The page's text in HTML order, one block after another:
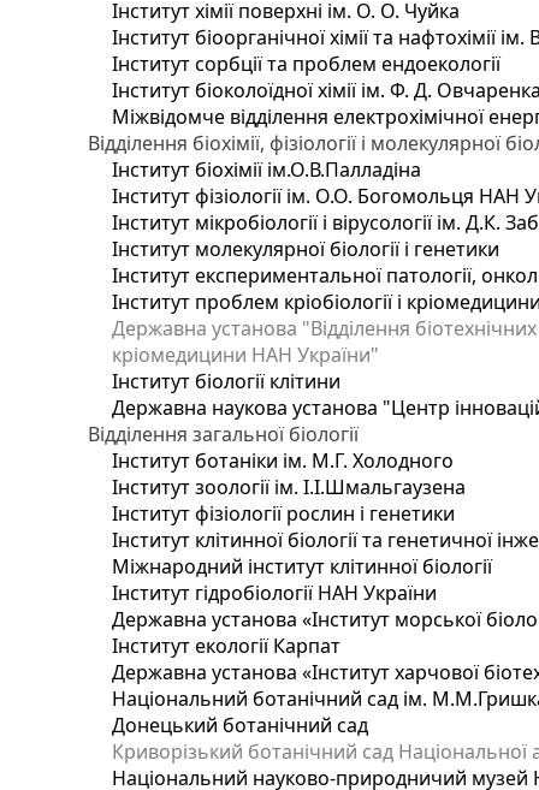
Інститут хімії поверхні ім. О. О. Чуйка
Інститут біоорганічної хімії та нафтохімії
Інститут сорбції та проблем ендоекології
Інститут біоколоїдної хімії ім. Ф. Д.
Міжвідомче відділення електрохімічної
Відділення біохімії, фізіології і молекулярної
Інститут біохімії ім.О.В.Палладіна
Інститут фізіології ім. О.О. Богомольця НАН
Інститут мікробіології і вірусології ім. Д.К.
Інститут молекулярної біології і генетики
Інститут експериментальної патології,
Інститут проблем кріобіології і
Державна установа "Відділення
кріомедицини НАН України"
Інститут біології клітини
Державна наукова установа "Центр
Відділення загальної біології
Інститут ботаніки ім. М.Г. Холодного
Інститут зоології ім. І.І.Шмальгаузена
Інститут фізіології рослин і генетики
Інститут клітинної біології та генетичної
Міжнародний інститут клітинної біології
Інститут гідробіології НАН України
Державна установа «Інститут морської
Інститут екології Карпат
Державна установа «Інститут харчової
Національний ботанічний сад ім.
Донецький ботанічний сад
Криворізький ботанічний сад Національної
Національний науково-природничий музей